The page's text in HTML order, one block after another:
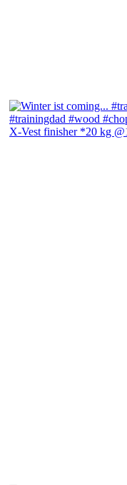
X-Vest finisher *20 kg